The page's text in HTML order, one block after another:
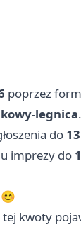
poprzez
legnica
do
imprezy do
kwoty